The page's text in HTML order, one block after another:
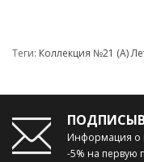
Теги: Коллекция №21 (А)
Информация о
-5% на первую